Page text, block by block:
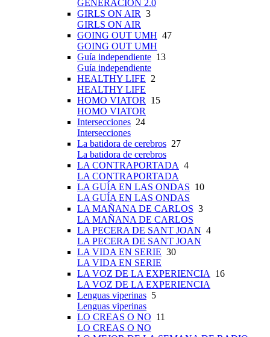
GENERACIÓN 2.0
GIRLS ON AIR 3
GIRLS ON AIR
GOING OUT UMH 47
GOING OUT UMH
Guía independiente 13
Guía independiente
HEALTHY LIFE 2
HEALTHY LIFE
HOMO VIATOR 15
HOMO VIATOR
Intersecciones 24
Intersecciones
La batidora de cerebros 27
La batidora de cerebros
LA CONTRAPORTADA 4
LA CONTRAPORTADA
LA GUÍA EN LAS ONDAS 10
LA GUÍA EN LAS ONDAS
LA MAÑANA DE CARLOS 3
LA MAÑANA DE CARLOS
LA PECERA DE SANT JOAN 4
LA PECERA DE SANT JOAN
LA VIDA EN SERIE 30
LA VIDA EN SERIE
LA VOZ DE LA EXPERIENCIA 16
LA VOZ DE LA EXPERIENCIA
Lenguas viperinas 5
Lenguas viperinas
LO CREAS O NO 11
LO CREAS O NO